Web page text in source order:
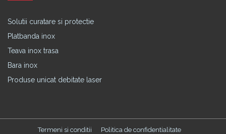
Solutii curatare si protectie
Platbanda inox
Teava inox trasa
Bara inox
Produse unicat debitate laser
Termeni si conditii Politica de confidentialitate